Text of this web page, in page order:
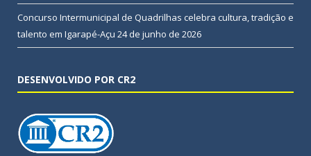
Concurso Intermunicipal de Quadrilhas celebra cultura, tradição e
talento em Igarapé-Açu 24 de junho de 2026
DESENVOLVIDO POR CR2